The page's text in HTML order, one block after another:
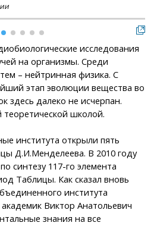
исследования
на организмы. Среди
– нейтринная физика. С
этап эволюции вещества во
здесь далеко не исчерпан.
школой.
института открыли пять
Д.И.Менделеева. В 2010 году
синтезу 117-го элемента
Таблицы. Как сказал вновь
института
Виктор Анатольевич
знания на все